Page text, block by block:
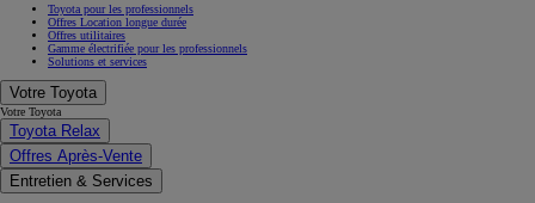
Toyota pour les professionnels
Offres Location longue durée
Offres utilitaires
Gamme électrifiée pour les professionnels
Solutions et services
Votre Toyota
Votre Toyota
Toyota Relax
Offres Après-Vente
Entretien & Services